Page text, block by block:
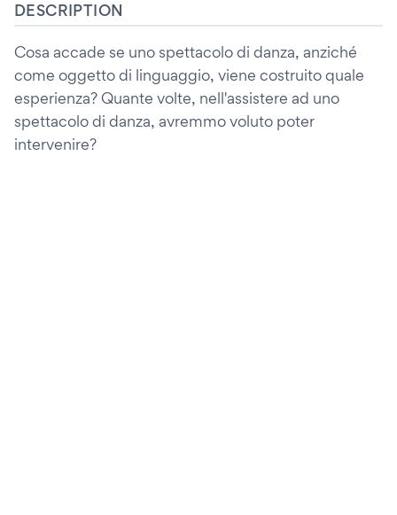
DESCRIPTION
Cosa accade se uno spettacolo di danza, anziché
come oggetto di linguaggio, viene costruito quale
esperienza? Quante volte, nell'assistere ad uno
spettacolo di danza, avremmo voluto poter
intervenire?